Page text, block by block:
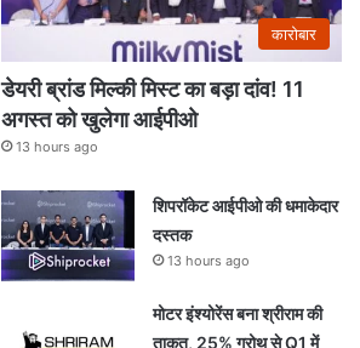
कारोबार
डेयरी ब्रांड मिल्की मिस्ट का बड़ा दांव! 11
अगस्त को खुलेगा आईपीओ
13 hours ago
शिपरॉकेट आईपीओ की धमाकेदार
दस्तक
13 hours ago
मोटर इंश्योरेंस बना श्रीराम की
ताकत, 25% ग्रोथ से Q1 में